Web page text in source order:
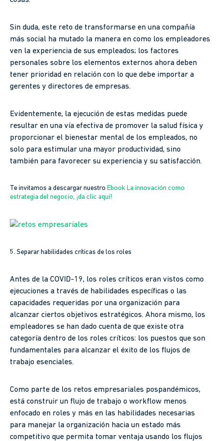
Sin duda, este reto de transformarse en una compañía
más social ha mutado la manera en como los empleadores
ven la experiencia de sus empleados; los factores
personales sobre los elementos externos ahora deben
tener prioridad en relación con lo que debe importar a
gerentes y directores de empresas.
Evidentemente, la ejecución de estas medidas puede
resultar en una vía efectiva de promover la salud física y
proporcionar el bienestar mental de los empleados, no
solo para estimular una mayor productividad, sino
también para favorecer su experiencia y su satisfacción.
Te invitamos a descargar nuestro Ebook La innovación como
estrategia del negocio, ¡da clic aquí!
5. Separar habilidades críticas de los roles
Antes de la COVID-19, los roles críticos eran vistos como
ejecuciones a través de habilidades específicas o las
capacidades requeridas por una organización para
alcanzar ciertos objetivos estratégicos. Ahora mismo, los
empleadores se han dado cuenta de que existe otra
categoría dentro de los roles críticos: los puestos que son
fundamentales para alcanzar el éxito de los flujos de
trabajo esenciales.
Como parte de los retos empresariales pospandémicos,
está construir un flujo de trabajo o workflow menos
enfocado en roles y más en las habilidades necesarias
para manejar la organización hacia un estado más
competitivo que permita tomar ventaja usando los flujos